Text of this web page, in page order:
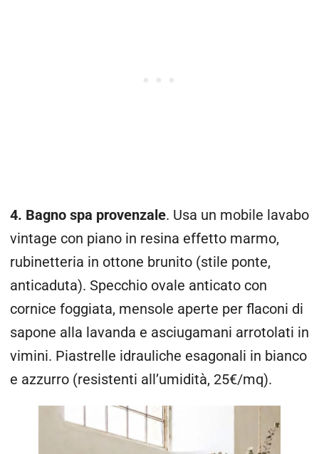
4. Bagno spa provenzale. Usa un mobile lavabo
vintage con piano in resina effetto marmo,
rubinetteria in ottone brunito (stile ponte,
anticaduta). Specchio ovale anticato con
cornice foggiata, mensole aperte per flaconi di
sapone alla lavanda e asciugamani arrotolati in
vimini. Piastrelle idrauliche esagonali in bianco
e azzurro (resistenti all’umidità, 25€/mq).